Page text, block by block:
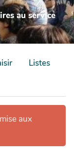
au service
Listes
aux